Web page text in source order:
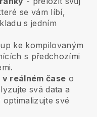
se vám líbí,
s jedním
ke kompilovaným
s předchozími
reálném čase o
svá data a
své